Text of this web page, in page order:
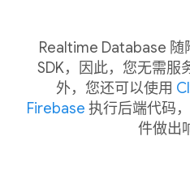
Realtime Database 随
SDK，因此，您无需服
外，您还可以使用
Firebase 执行后端代码
件做出